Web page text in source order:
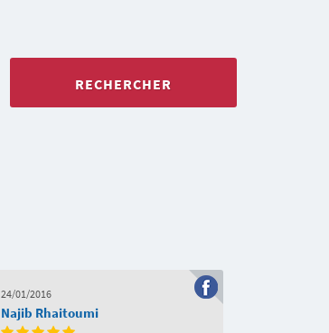
RECHERCHER
24/01/2016
Najib Rhaitoumi